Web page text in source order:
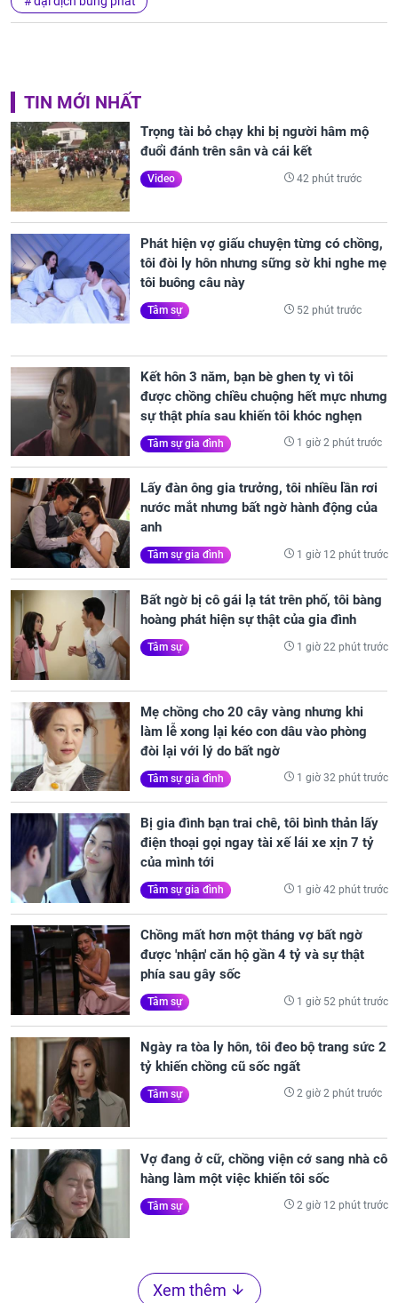
TIN MỚI NHẤT
Trọng tài bỏ chạy khi bị người hâm mộ
đuổi đánh trên sân và cái kết
Video 42 phút trước
Phát hiện vợ giấu chuyện từng có chồng,
tôi đòi ly hôn nhưng sững sờ khi nghe mẹ
tôi buông câu này
Tâm sự 52 phút trước
Kết hôn 3 năm, bạn bè ghen tỵ vì tôi
được chồng chiều chuộng hết mực nhưng
sự thật phía sau khiến tôi khóc nghẹn
Tâm sự gia đình 1 giờ 2 phút trước
Lấy đàn ông gia trưởng, tôi nhiều lần rơi
nước mắt nhưng bất ngờ hành động của
anh
Tâm sự gia đình 1 giờ 12 phút trước
Bất ngờ bị cô gái lạ tát trên phố, tôi bàng
hoàng phát hiện sự thật của gia đình
Tâm sự 1 giờ 22 phút trước
Mẹ chồng cho 20 cây vàng nhưng khi
làm lễ xong lại kéo con dâu vào phòng
đòi lại với lý do bất ngờ
Tâm sự gia đình 1 giờ 32 phút trước
Bị gia đình bạn trai chê, tôi bình thản lấy
điện thoại gọi ngay tài xế lái xe xịn 7 tỷ
của mình tới
Tâm sự gia đình 1 giờ 42 phút trước
Chồng mất hơn một tháng vợ bất ngờ
được 'nhận' căn hộ gần 4 tỷ và sự thật
phía sau gây sốc
Tâm sự 1 giờ 52 phút trước
Ngày ra tòa ly hôn, tôi đeo bộ trang sức 2
tỷ khiến chồng cũ sốc ngất
Tâm sự 2 giờ 2 phút trước
Vợ đang ở cữ, chồng viện cớ sang nhà cô
hàng làm một việc khiến tôi sốc
Tâm sự 2 giờ 12 phút trước
Xem thêm